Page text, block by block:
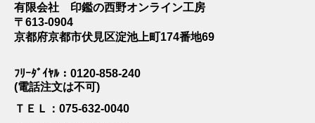
有限会社 印鑑の西野オンライン工房
〒613-0904
京都府京都市伏見区淀池上町174番地69
ﾌﾘｰﾀﾞｲﾔﾙ：0120-858-240
(電話注文は不可)
ＴＥＬ：075-632-0040